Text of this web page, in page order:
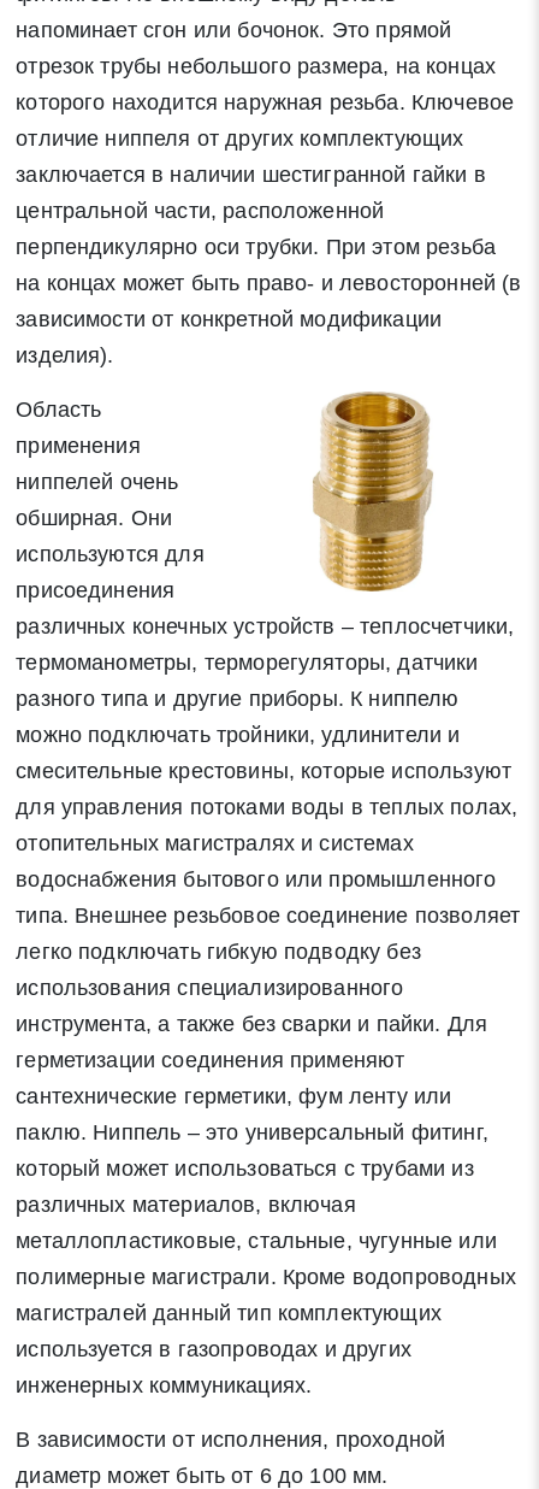
напоминает сгон или бочонок. Это прямой
отрезок трубы небольшого размера, на концах
которого находится наружная резьба. Ключевое
отличие ниппеля от других комплектующих
заключается в наличии шестигранной гайки в
центральной части, расположенной
перпендикулярно оси трубки. При этом резьба
на концах может быть право- и левосторонней (в
зависимости от конкретной модификации
изделия).
Область
применения
ниппелей очень
обширная. Они
используются для
присоединения
различных конечных устройств – теплосчетчики,
термоманометры, терморегуляторы, датчики
разного типа и другие приборы. К ниппелю
можно подключать тройники, удлинители и
смесительные крестовины, которые используют
для управления потоками воды в теплых полах,
отопительных магистралях и системах
водоснабжения бытового или промышленного
типа. Внешнее резьбовое соединение позволяет
легко подключать гибкую подводку без
использования специализированного
инструмента, а также без сварки и пайки. Для
герметизации соединения применяют
сантехнические герметики, фум ленту или
паклю. Ниппель – это универсальный фитинг,
который может использоваться с трубами из
различных материалов, включая
металлопластиковые, стальные, чугунные или
полимерные магистрали. Кроме водопроводных
магистралей данный тип комплектующих
используется в газопроводах и других
инженерных коммуникациях.
В зависимости от исполнения, проходной
диаметр может быть от 6 до 100 мм.